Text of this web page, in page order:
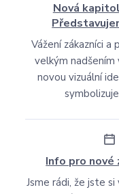
Nová
Vážení zákazníci a
velkým
novou vizuální
Info pro nové
Jsme rádi, že jste